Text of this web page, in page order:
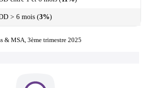
> 6 mois (3%)
& MSA, 3ème trimestre 2025